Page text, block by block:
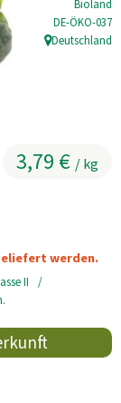
3,79 € / kg
Bioland
,DE-ÖKO-037
, Herkunft:
Deutschland
werden.
II